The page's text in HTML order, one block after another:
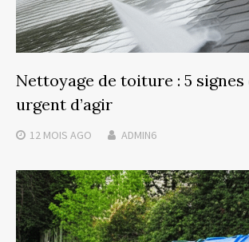
Nettoyage de toiture : 5 signes
urgent d’agir
12 MOIS AGO ADMIN6